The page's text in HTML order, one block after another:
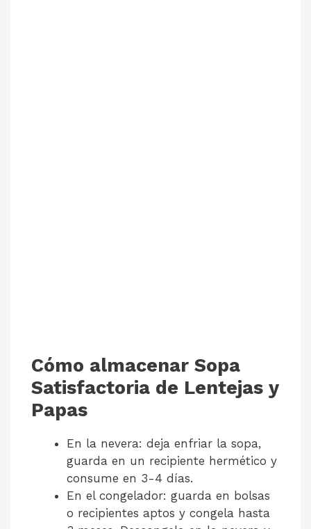
Cómo almacenar Sopa
Satisfactoria de Lentejas y
Papas
En la nevera: deja enfriar la sopa,
guarda en un recipiente hermético y
consume en 3-4 días.
En el congelador: guarda en bolsas
o recipientes aptos y congela hasta